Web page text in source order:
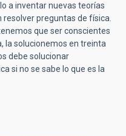
a inventar nuevas teorías
preguntas de física.
que ser conscientes
la solucionemos en treinta
debe solucionar
si no se sabe lo que es la